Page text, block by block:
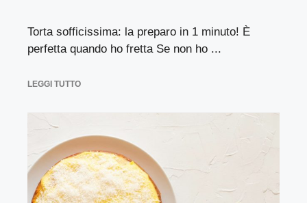
Torta sofficissima: la preparo in 1 minuto! È
perfetta quando ho fretta Se non ho ...
LEGGI TUTTO